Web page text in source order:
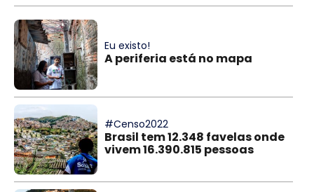
Eu existo!
A periferia está no mapa
#Censo2022
Brasil tem 12.348 favelas onde
vivem 16.390.815 pessoas